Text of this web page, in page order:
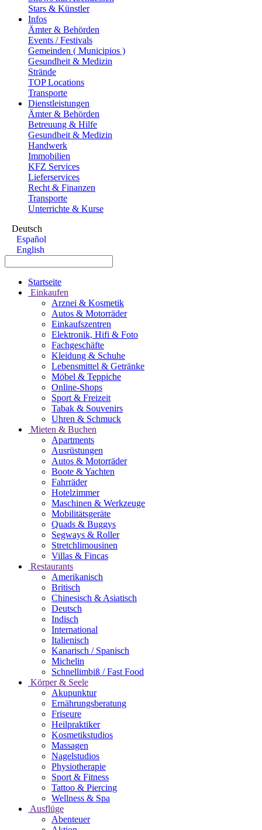
Stars & Künstler
Infos
Ämter & Behörden
Events / Festivals
Gemeinden ( Municipios )
Gesundheit & Medizin
Strände
TOP Locations
Transporte
Dienstleistungen
Ämter & Behörden
Betreuung & Hilfe
Gesundheit & Medizin
Handwerk
Immobilien
KFZ Services
Lieferservices
Recht & Finanzen
Transporte
Unterrichte & Kurse
Deutsch
Español
English
Startseite
Einkaufen
Arznei & Kosmetik
Autos & Motorräder
Einkaufszentren
Elektronik, Hifi & Foto
Fachgeschäfte
Kleidung & Schuhe
Lebensmittel & Getränke
Möbel & Teppiche
Online-Shops
Sport & Freizeit
Tabak & Souvenirs
Uhren & Schmuck
Mieten & Buchen
Apartments
Ausrüstungen
Autos & Motorräder
Boote & Yachten
Fahrräder
Hotelzimmer
Maschinen & Werkzeuge
Mobilitätsgeräte
Quads & Buggys
Segways & Roller
Stretchlimousinen
Villas & Fincas
Restaurants
Amerikanisch
Britisch
Chinesisch & Asiatisch
Deutsch
Indisch
International
Italienisch
Kanarisch / Spanisch
Michelin
Schnellimbiß / Fast Food
Körper & Seele
Akupunktur
Ernährungsberatung
Friseure
Heilpraktiker
Kosmetikstudios
Massagen
Nagelstudios
Physiotherapie
Sport & Fitness
Tattoo & Piercing
Wellness & Spa
Ausflüge
Abenteuer